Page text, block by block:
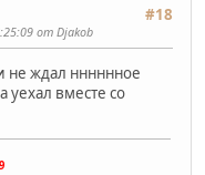
#18
от Djakob
не ждал нннннное
уехал вместе со